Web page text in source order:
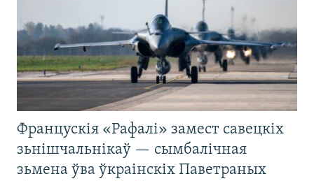
Францускія «Рафалі» замест савецкіх
зьнішчальнікаў — сымбалічная
зьмена ўва ўкраінскіх Паветраных